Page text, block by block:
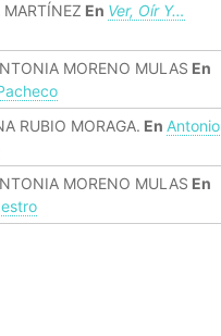
En Ver, Oír Y…
MORENO MULAS En
RUBIO MORAGA. En Antonio
MORENO MULAS En